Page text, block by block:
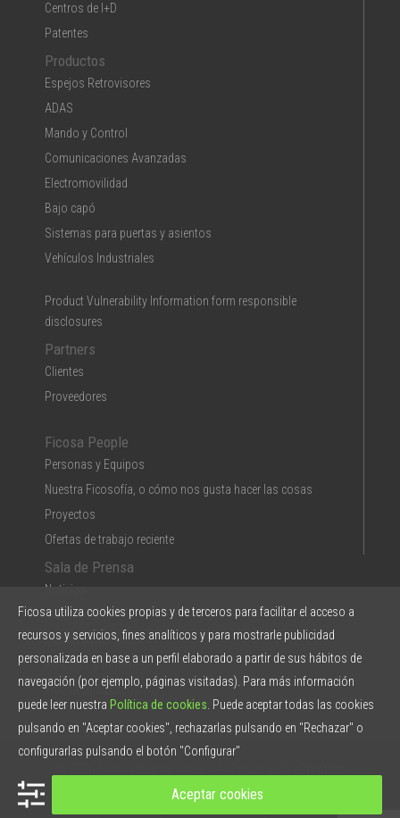
Centros de I+D
Patentes
Productos
Espejos Retrovisores
ADAS
Mando y Control
Comunicaciones Avanzadas
Electromovilidad
Bajo capó
Sistemas para puertas y asientos
Vehículos Industriales
Product Vulnerability Information form responsible
disclosures
Partners
Clientes
Proveedores
Ficosa People
Personas y Equipos
Nuestra Ficosofía, o cómo nos gusta hacer las cosas
Proyectos
Ofertas de trabajo reciente
Sala de Prensa
Noticias
Multimedia
Ficosa en la Prensa
Press Kit & Informes
Ficosa en 5 puntos
Ficosa utiliza cookies propias y de terceros para facilitar el acceso a
recursos y servicios, fines analíticos y para mostrarle publicidad
personalizada en base a un perfil elaborado a partir de sus hábitos de
navegación (por ejemplo, páginas visitadas). Para más información
puede leer nuestra Política de cookies . Puede aceptar todas las cookies
pulsando en "Aceptar cookies", rechazarlas pulsando en "Rechazar" o
configurarlas pulsando el botón "Configurar"
Aceptar cookies